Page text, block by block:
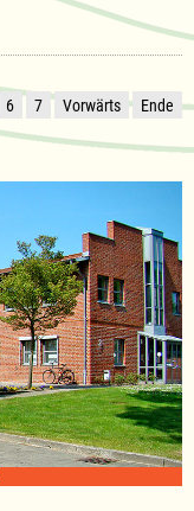
6 7 Vorwärts Ende